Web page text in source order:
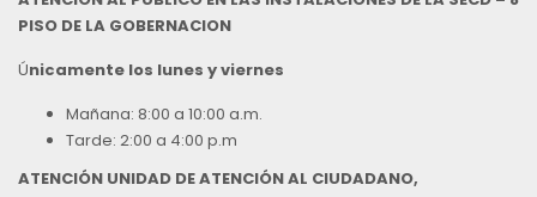
PISO DE LA GOBERNACION
Únicamente los lunes y viernes
Mañana: 8:00 a 10:00 a.m.
Tarde: 2:00 a 4:00 p.m
ATENCIÓN UNIDAD DE ATENCIÓN AL CIUDADANO,